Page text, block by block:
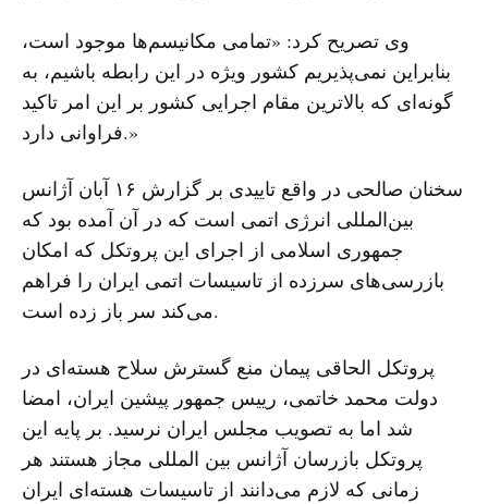
وی تصریح کرد: «تمامی مکانیسم‌ها موجود است،
بنابراین نمی‌پذیریم کشور ویژه در این رابطه باشیم، به
گونه‌ای که بالاترین مقام اجرایی کشور بر این امر تاکید
فراوانی دارد.»
سخنان صالحی در واقع تاییدی بر گزارش ۱۶ آبان آژانس
بین‌المللی انرژی اتمی است که در آن آمده بود که
جمهوری اسلامی از اجرای این پروتکل که امکان
بازرسی‌های سرزده از تاسیسات اتمی ایران را فراهم
می‌کند سر باز زده است.
پروتکل الحاقی پیمان منع گسترش سلاح‌ هسته‌ای در
دولت محمد خاتمی، رییس جمهور پیشین ایران، امضا
شد اما به تصویب مجلس ایران نرسید. بر پایه این
پروتکل بازرسان آژانس بین المللی مجاز هستند هر
زمانی که لازم می‌دانند از تاسیسات هسته‌ای ایران